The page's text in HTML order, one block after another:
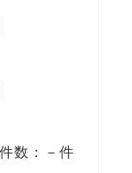
数：－件